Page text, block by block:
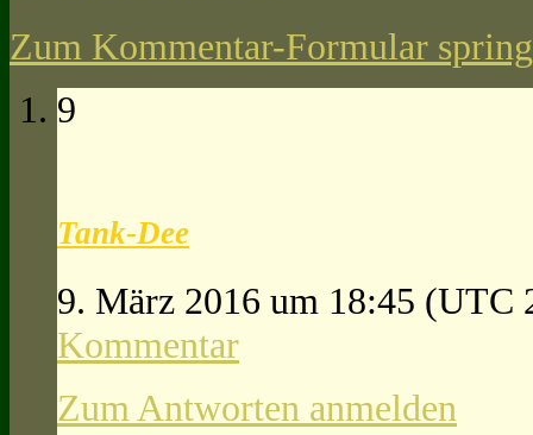
Zum Kommentar-Formular
9
Tank-Dee
9. März 2016 um 18:45 (UTC
Kommentar
Zum Antworten anmelden